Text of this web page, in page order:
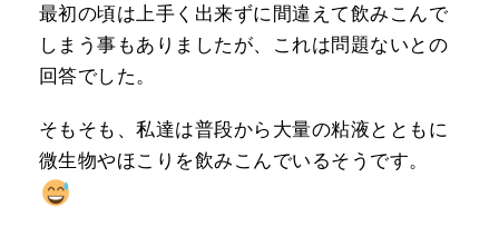
最初の頃は上手く出来ずに間違えて飲みこんで
しまう事もありましたが、これは問題ないとの
回答でした。
そもそも、私達は普段から大量の粘液とともに
微生物やほこりを飲みこんでいるそうです。